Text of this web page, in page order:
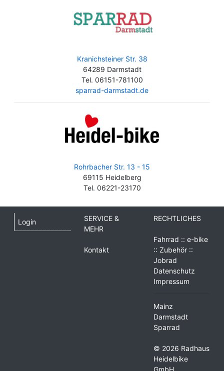
Kranichsteiner Str. 38
64289 Darmstadt
Tel. 06151-781100
sparrad-darmstadt.de
Rohrbacher Str. 13 - 15
69115 Heidelberg
Tel. 06221-23170
Login
SERVICE &
MEHR
Kontakt
RECHTLICHES
Fahrrad :: e-bike
:: Zubehör ::
Jobrad
Datenschutz
Impressum
Mainz
Darmstadt
Sparrad
© 2026 Radhaus
Heidelbike